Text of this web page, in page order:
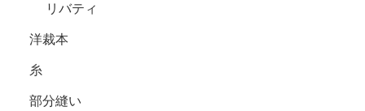
リバティ
洋裁本
糸
部分縫い